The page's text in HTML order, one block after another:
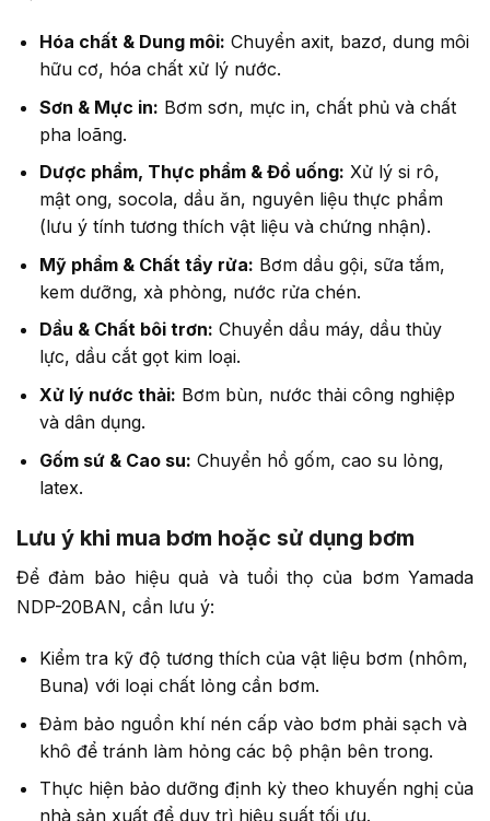
Hóa chất & Dung môi: Chuyển axit, bazơ, dung môi
hữu cơ, hóa chất xử lý nước.
Sơn & Mực in: Bơm sơn, mực in, chất phủ và chất
pha loãng.
Dược phẩm, Thực phẩm & Đồ uống: Xử lý si rô,
mật ong, socola, dầu ăn, nguyên liệu thực phẩm
(lưu ý tính tương thích vật liệu và chứng nhận).
Mỹ phẩm & Chất tẩy rửa: Bơm dầu gội, sữa tắm,
kem dưỡng, xà phòng, nước rửa chén.
Dầu & Chất bôi trơn: Chuyển dầu máy, dầu thủy
lực, dầu cắt gọt kim loại.
Xử lý nước thải: Bơm bùn, nước thải công nghiệp
và dân dụng.
Gốm sứ & Cao su: Chuyển hồ gốm, cao su lỏng,
latex.
Lưu ý khi mua bơm hoặc sử dụng bơm
Để đảm bảo hiệu quả và tuổi thọ của bơm Yamada
NDP-20BAN, cần lưu ý:
Kiểm tra kỹ độ tương thích của vật liệu bơm (nhôm,
Buna) với loại chất lỏng cần bơm.
Đảm bảo nguồn khí nén cấp vào bơm phải sạch và
khô để tránh làm hỏng các bộ phận bên trong.
Thực hiện bảo dưỡng định kỳ theo khuyến nghị của
nhà sản xuất để duy trì hiệu suất tối ưu.